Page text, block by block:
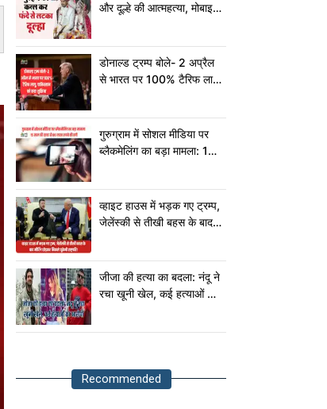
और दूल्हे की आत्महत्या, मोबाइल
डोनाल्ड ट्रम्प बोले- 2 अप्रैल
से भारत पर 100% टैरिफ लागू,
गुरुग्राम में सोशल मीडिया पर
ब्लैकमेलिंग का बड़ा मामला: 15
व्हाइट हाउस में भड़क गए ट्रम्प,
जेलेंस्की से तीखी बहस के बाद
जीजा की हत्या का बदला: नंदू ने
रचा खूनी खेल, कई हत्याओं का
Recommended